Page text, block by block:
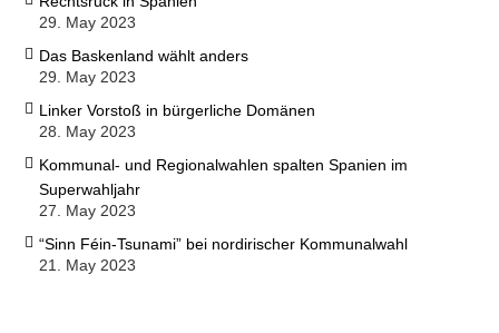
29. May 2023
Das Baskenland wählt anders
29. May 2023
Linker Vorstoß in bürgerliche Domänen
28. May 2023
Kommunal- und Regionalwahlen spalten Spanien im
Superwahljahr
27. May 2023
“Sinn Féin-Tsunami” bei nordirischer Kommunalwahl
21. May 2023